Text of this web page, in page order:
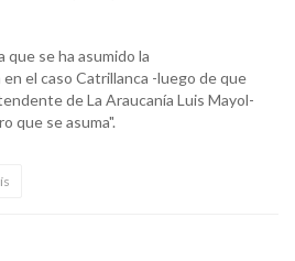
se ha asumido la
el caso Catrillanca -luego de que
de La Araucanía Luis Mayol-
que se asuma".